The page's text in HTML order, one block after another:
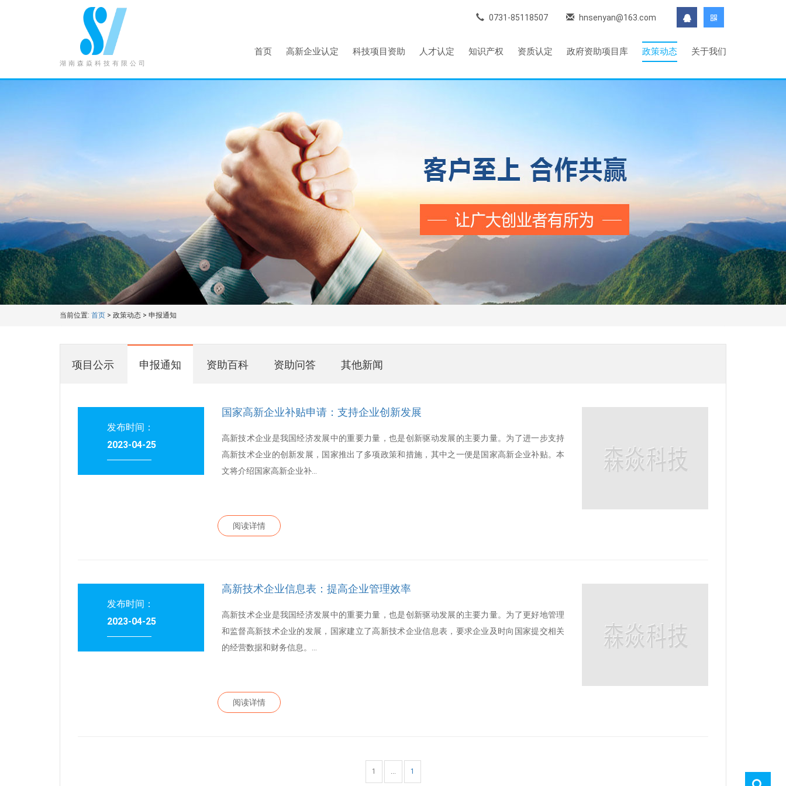
湖南森焱科技有限公司
0731-85118507 hnsenyan@163.com
首页 高新企业认定 科技项目资助 人才认定 知识产权 资质认定 政府资助项目库 政策动态 关于我们
当前位置: 首页 > 政策动态 > 申报通知
项目公示 申报通知 资助百科 资助问答 其他新闻
发布时间：
2023-04-25
国家高新企业补贴申请：支持企业创新发展
高新技术企业是我国经济发展中的重要力量，也是创新驱动发展的主要力量。为了进一步支持
高新技术企业的创新发展，国家推出了多项政策和措施，其中之一便是国家高新企业补贴。本
文将介绍国家高新企业补...
阅读详情
发布时间：
2023-04-25
高新技术企业信息表：提高企业管理效率
高新技术企业是我国经济发展中的重要力量，也是创新驱动发展的主要力量。为了更好地管理
和监督高新技术企业的发展，国家建立了高新技术企业信息表，要求企业及时向国家提交相关
的经营数据和财务信息。...
阅读详情
1 1